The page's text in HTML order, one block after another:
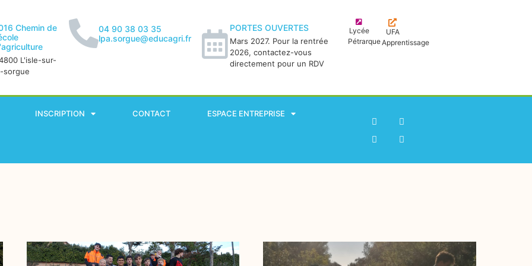
Chemin de
L'isle-sur-
sorgue
04 90 38 03 35
lpa.sorgue@educagri.fr
PORTES OUVERTES
Mars 2027. Pour la rentrée
2026, contactez-vous
directement pour un RDV
Lycée
Pétrarque
UFA
Apprentissage
INSCRIPTION CONTACT ESPACE ENTREPRISE